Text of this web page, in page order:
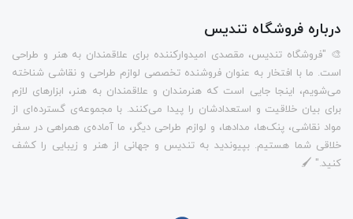
درباره فروشگاه تندیس
🎨 "فروشگاه تندیس، مقصدی امیدوارکننده برای علاقمندان به هنر و طراحی
است. ما با افتخار به عنوان فروشنده تخصصی لوازم طراحی و نقاشی شناخته
می‌شویم، اینجا جایی است که هنرمندان و علاقمندان به هنر، ابزارهای لازم
برای بیان خلاقیت و استعدادشان را پیدا می‌کنند. با مجموعه‌ی گسترده‌ای از
مواد نقاشی، پنک‌ها، مدادها، و لوازم طراحی دیگر، ما آماده‌ی همراهی در سفر
خلاقی شما هستیم. بپیوندید به تندیس و جهانی از هنر و زیبایی را کشف
کنید." 🖌️